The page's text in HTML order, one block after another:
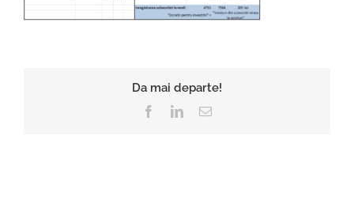
Da mai departe!
FacebookLinkedIn
E-